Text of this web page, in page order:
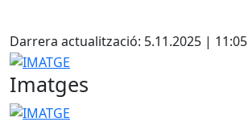
Darrera actualització: 5.11.2025 | 11:05
IMATGE
Imatges
IMATGE